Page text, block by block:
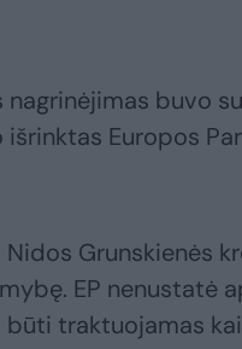
buvo
Europos
Grunskienės
EP nenustatė
būti traktuojamas